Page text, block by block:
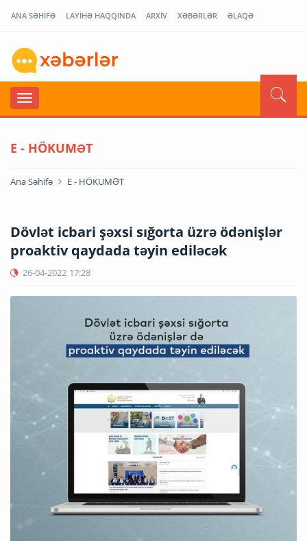
ANA SƏHİFƏ LAYİHƏ HAQQINDA ARXİV XƏBƏRLƏR ƏLAQƏ
E - HÖKUMƏT
Ana Səhifə E - HÖKUMƏT
Dövlət icbari şəxsi sığorta üzrə ödənişlər
proaktiv qaydada təyin ediləcək
26-04-2022 17:28